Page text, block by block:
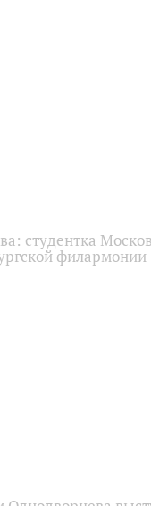
студентка
филармонии